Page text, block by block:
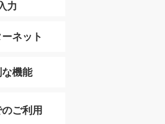
力
ネット
機能
ご利用